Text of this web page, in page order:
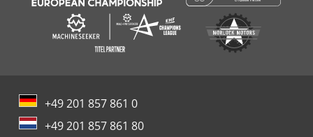
+49 201 857 861 0
+49 201 857 861 80